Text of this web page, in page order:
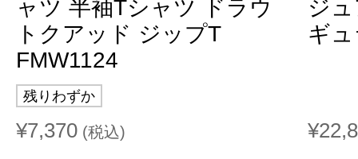
ャツ 半袖Tシャツ ドラウ
トクアッド ジップT
FMW1124
残りわずか
¥7,370 (税込)
ジ
ギ